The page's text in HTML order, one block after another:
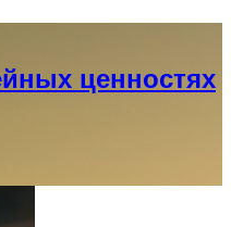
ценностях